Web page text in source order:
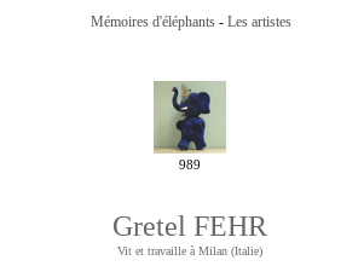
Mémoires d'éléphants - Les artistes
989
Gretel FEHR
Vit et travaille à Milan (Italie)